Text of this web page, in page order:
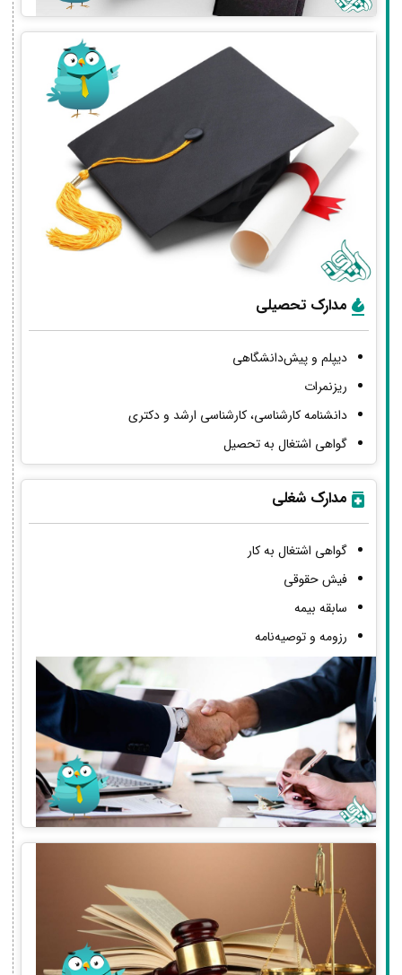
مدارک تحصیلی
دیپلم و پیش‌دانشگاهی
ریزنمرات
دانشنامه کارشناسی، کارشناسی ارشد و دکتری
گواهی اشتغال به تحصیل
مدارک شغلی
گواهی اشتغال به کار
فیش حقوقی
سابقه بیمه
رزومه و توصیه‌نامه